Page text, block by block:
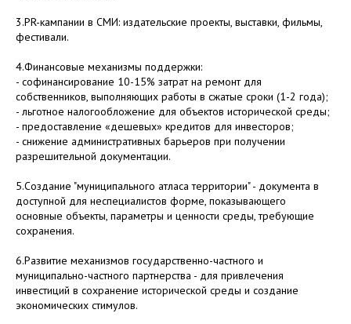
3.PR-кампании в СМИ: издательские проекты, выставки, фильмы,
фестивали.
4.Финансовые механизмы поддержки:
- софинансирование 10-15% затрат на ремонт для
собственников, выполняющих работы в сжатые сроки (1-2 года);
- льготное налогообложение для объектов исторической среды;
- предоставление «дешевых» кредитов для инвесторов;
- снижение административных барьеров при получении
разрешительной документации.
5.Создание "муниципального атласа территории" - документа в
доступной для неспециалистов форме, показывающего
основные объекты, параметры и ценности среды, требующие
сохранения.
6.Развитие механизмов государственно-частного и
муниципально-частного партнерства - для привлечения
инвестиций в сохранение исторической среды и создание
экономических стимулов.